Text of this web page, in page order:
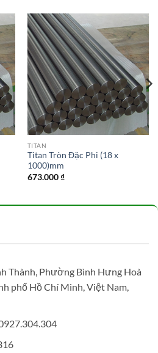
TITAN
Titan Tròn Đặc Phi (18 x
1000)mm
673.000₫
Thành, Phường Bình Hưng Hoà
phố Hồ Chí Minh, Việt Nam,